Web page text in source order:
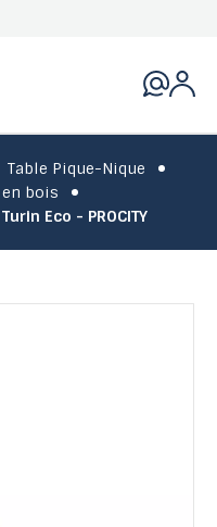
Table Pique-Nique
bois
Eco - PROCITY